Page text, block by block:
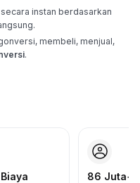
instan berdasarkan
membeli, menjual,
.
86 Juta+